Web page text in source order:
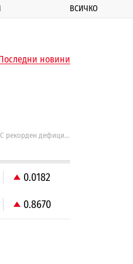
ВСИЧКО
новини
С рекорден дефицит доверието в бюджетния разум се връща трудно
0.0182
0.8670